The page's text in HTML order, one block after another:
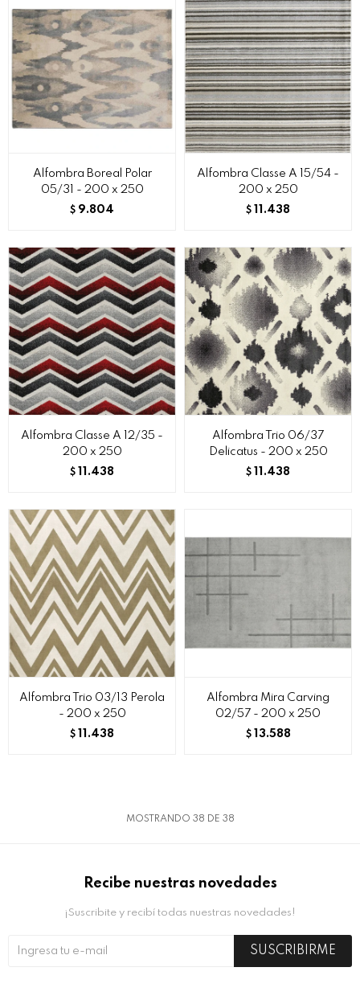
Alfombra Boreal Polar
05/31 - 200 x 250
$ 9.804
Alfombra Classe A 15/54 -
200 x 250
$ 11.438
Alfombra Classe A 12/35 -
200 x 250
$ 11.438
Alfombra Trio 06/37
Delicatus - 200 x 250
$ 11.438
Alfombra Trio 03/13 Perola
- 200 x 250
$ 11.438
Alfombra Mira Carving
02/57 - 200 x 250
$ 13.588
MOSTRANDO 38 DE 38
Recibe nuestras novedades
¡Suscribite y recibí todas nuestras novedades!
SUSCRIBIRME